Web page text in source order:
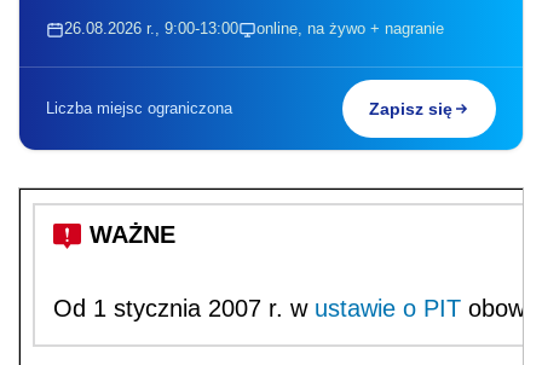
26.08.2026 r., 9:00-13:00 online, na żywo + nagranie
Liczba miejsc ograniczona Zapisz się
Od 1 stycznia 2007 r. w ustawie o PIT